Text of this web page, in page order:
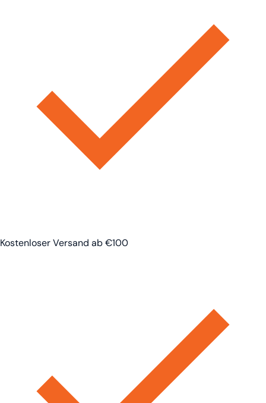
Kostenloser Versand ab €100